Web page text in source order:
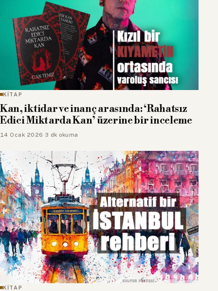
KİTAP
Kan, iktidar ve inanç arasında: ‘Rahatsız
Edici Miktarda Kan’ üzerine bir inceleme
14 Ocak 2026 ·3 dk okuma
KİTAP